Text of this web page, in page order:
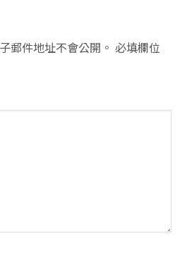
郵件地址不會公開。 必填欄位